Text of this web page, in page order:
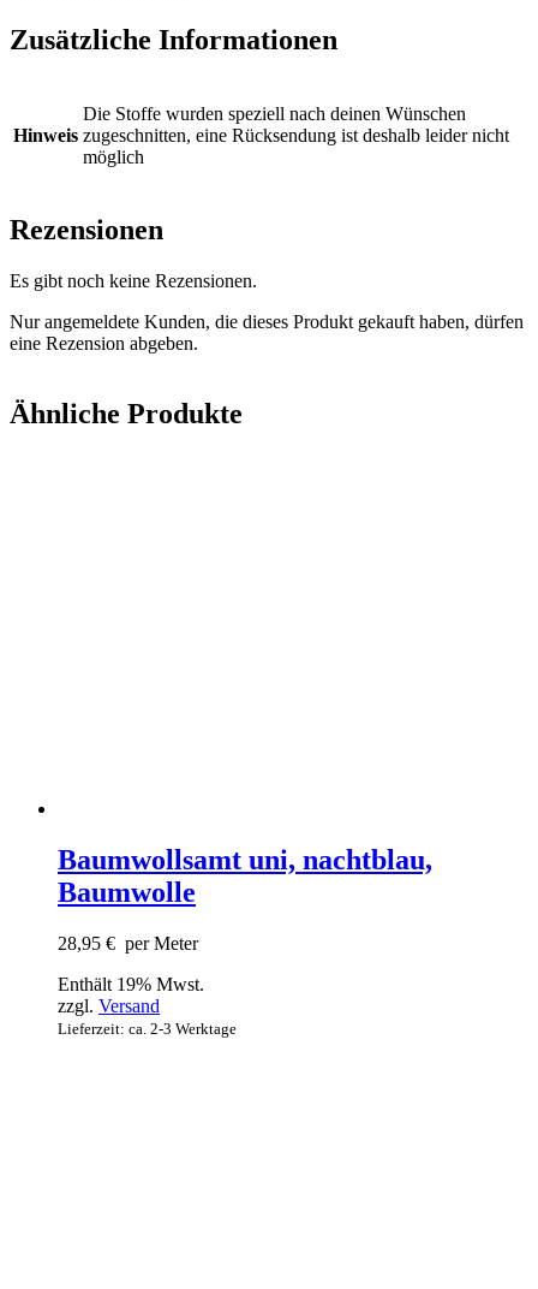
Zusätzliche Informationen
Hinweis
Die Stoffe wurden speziell nach deinen Wünschen
zugeschnitten, eine Rücksendung ist deshalb leider nicht
möglich
Rezensionen
Es gibt noch keine Rezensionen.
Nur angemeldete Kunden, die dieses Produkt gekauft haben, dürfen
eine Rezension abgeben.
Ähnliche Produkte
Baumwollsamt uni, nachtblau,
Baumwolle
28,95 € per Meter
Enthält 19% Mwst.
zzgl. Versand
Lieferzeit: ca. 2-3 Werktage